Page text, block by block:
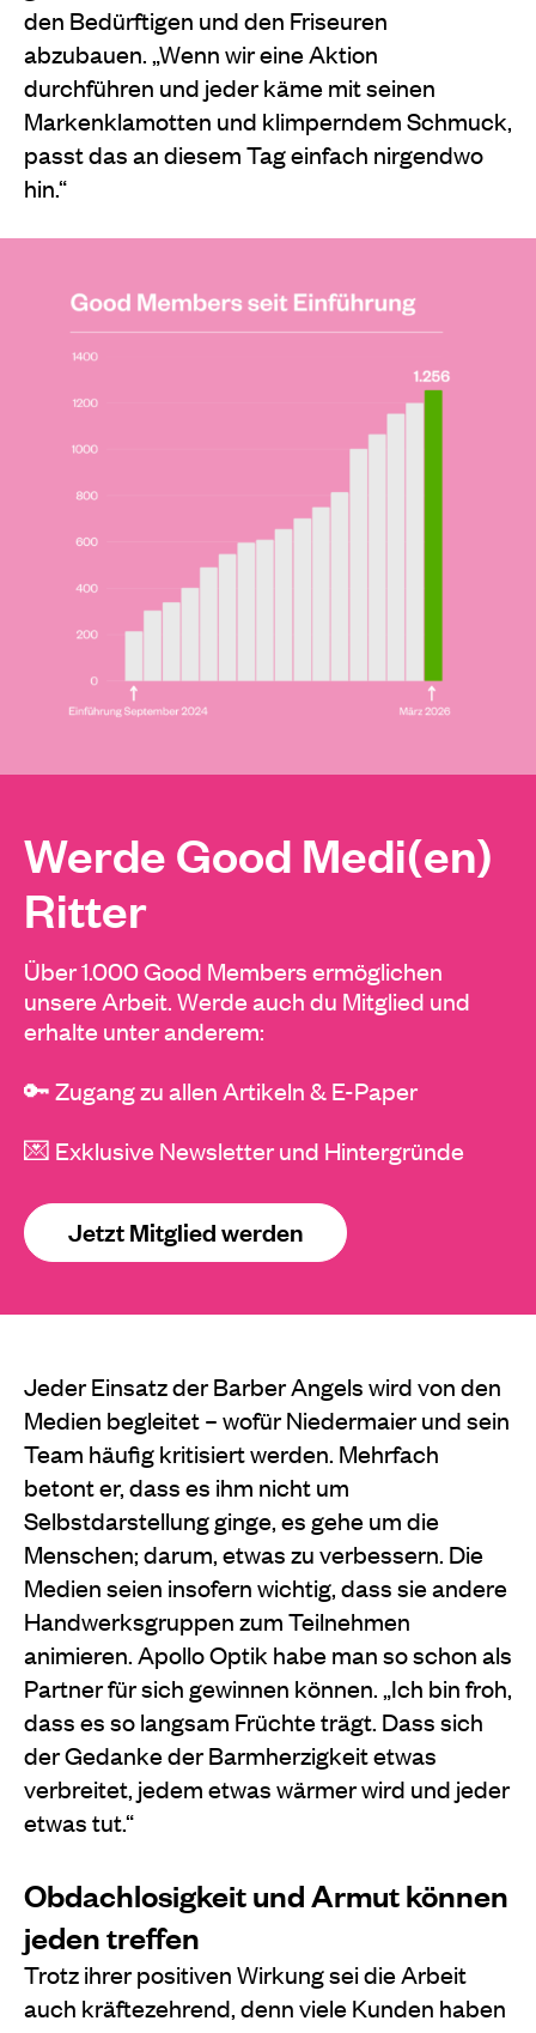
den Bedürftigen und den Friseuren
abzubauen. „Wenn wir eine Aktion
durchführen und jeder käme mit seinen
Markenklamotten und klimperndem Schmuck,
passt das an diesem Tag einfach nirgendwo
hin.“
Werde Good Medi(en)
Ritter
Über 1.000 Good Members ermöglichen
unsere Arbeit. Werde auch du Mitglied und
erhalte unter anderem:
🔑 Zugang zu allen Artikeln & E-Paper
💌 Exklusive Newsletter und Hintergründe
Jetzt Mitglied werden
Jeder Einsatz der Barber Angels wird von den
Medien begleitet – wofür Niedermaier und sein
Team häufig kritisiert werden. Mehrfach
betont er, dass es ihm nicht um
Selbstdarstellung ginge, es gehe um die
Menschen; darum, etwas zu verbessern. Die
Medien seien insofern wichtig, dass sie andere
Handwerksgruppen zum Teilnehmen
animieren. Apollo Optik habe man so schon als
Partner für sich gewinnen können. „Ich bin froh,
dass es so langsam Früchte trägt. Dass sich
der Gedanke der Barmherzigkeit etwas
verbreitet, jedem etwas wärmer wird und jeder
etwas tut.“
Obdachlosigkeit und Armut können
jeden treffen
Trotz ihrer positiven Wirkung sei die Arbeit
auch kräftezehrend, denn viele Kunden haben